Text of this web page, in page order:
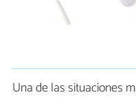
Una de las situaciones